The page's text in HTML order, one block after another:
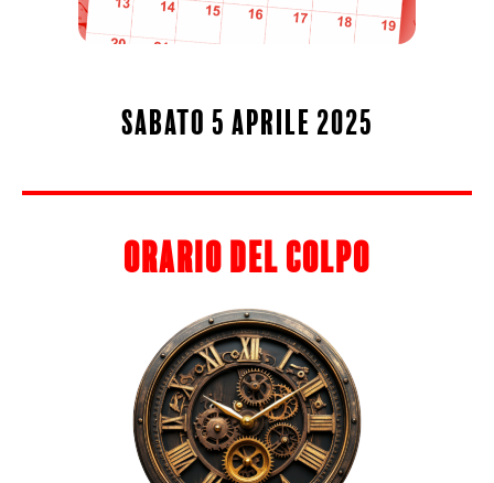
sabato 5 aprile 2025
orario del colpo